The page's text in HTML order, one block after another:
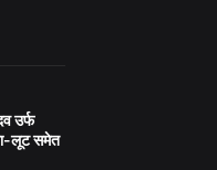
उर्फ
लूट समेत